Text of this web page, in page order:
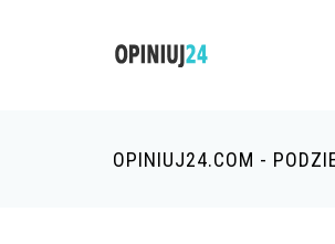
OPINIUJ24.COM -